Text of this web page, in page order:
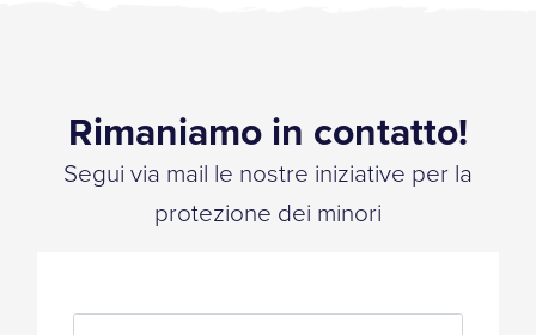
Rimaniamo in contatto!
Segui via mail le nostre iniziative per la
protezione dei minori